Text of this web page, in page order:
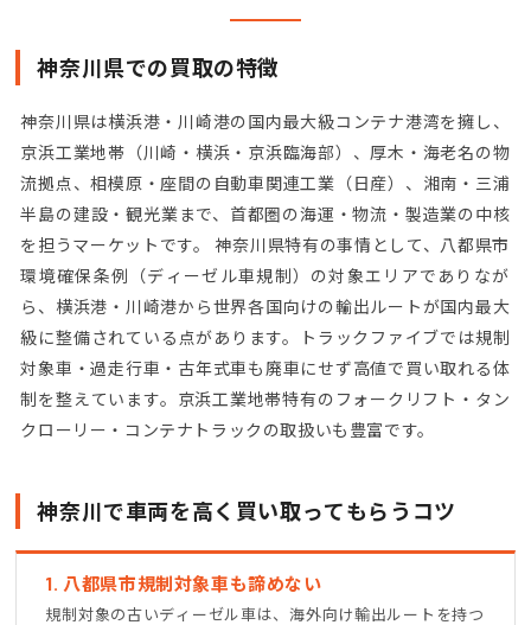
神奈川県での買取の特徴
神奈川県は横浜港・川崎港の国内最大級コンテナ港湾を擁し、
京浜工業地帯（川崎・横浜・京浜臨海部）、厚木・海老名の物
流拠点、相模原・座間の自動車関連工業（日産）、湘南・三浦
半島の建設・観光業まで、首都圏の海運・物流・製造業の中核
を担うマーケットです。 神奈川県特有の事情として、八都県市
環境確保条例（ディーゼル車規制）の対象エリアでありなが
ら、横浜港・川崎港から世界各国向けの輸出ルートが国内最大
級に整備されている点があります。トラックファイブでは規制
対象車・過走行車・古年式車も廃車にせず高値で買い取れる体
制を整えています。京浜工業地帯特有のフォークリフト・タン
クローリー・コンテナトラックの取扱いも豊富です。
神奈川で車両を高く買い取ってもらうコツ
1. 八都県市規制対象車も諦めない
規制対象の古いディーゼル車は、海外向け輸出ルートを持つ